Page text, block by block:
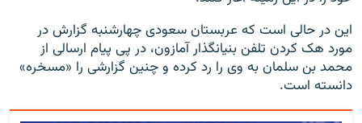
این در حالی است که عربستان سعودی چهارشنبه گزارش در
مورد هک کردن تلفن بنیانگذار آمازون، در پی پیام ارسالی از
محمد بن سلمان به وی را رد کرده و چنین گزارشی را «مسخره»
دانسته است.